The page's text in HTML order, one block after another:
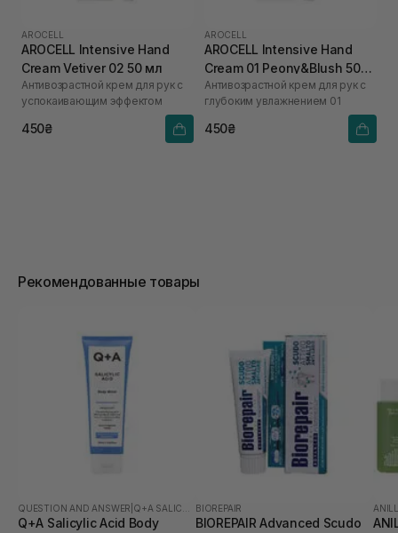
AROCELL
AROCELL Intensive Hand
Cream Vetiver 02 50 мл
Антивозрастной крем для рук с
успокаивающим эффектом
450₴
AROCELL
AROCELL Intensive Hand
Cream 01 Peony&Blush 50
мл
Антивозрастной крем для рук с
глубоким увлажнением 01
450₴
Рекомендованные товары
QUESTION AND ANSWER Q+A SALICYLIC ACID
Q+A Salicylic Acid Body
BIOREPAIR
BIOREPAIR Advanced Scudo